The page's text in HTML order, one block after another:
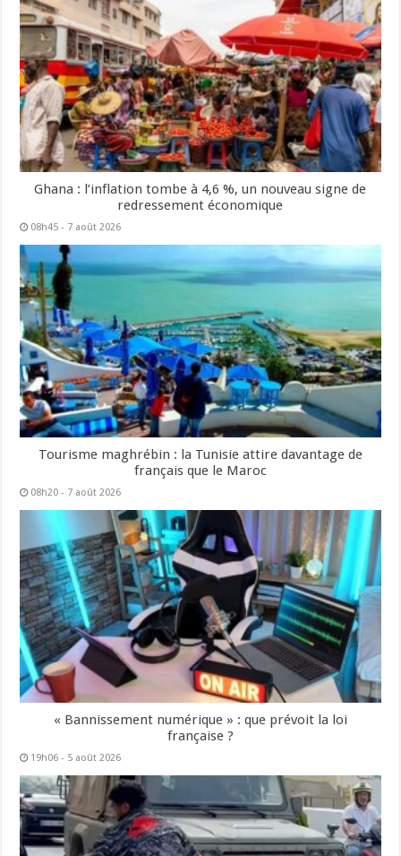
Ghana : l’inflation tombe à 4,6 %, un nouveau signe de
redressement économique
08h45 - 7 août 2026
Tourisme maghrébin : la Tunisie attire davantage de
français que le Maroc
08h20 - 7 août 2026
« Bannissement numérique » : que prévoit la loi
française ?
19h06 - 5 août 2026